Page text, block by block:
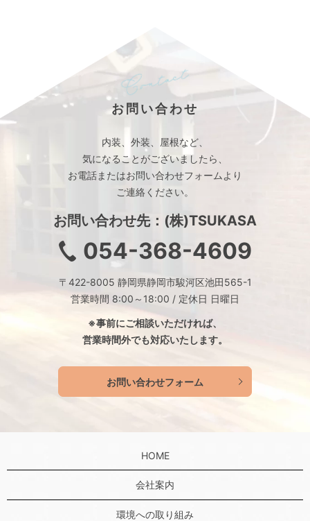
お問い合わせ
内装、外装、屋根など、
気になることがございましたら、
お電話またはお問い合わせフォームより
ご連絡ください。
お問い合わせ先：(株)TSUKASA
054-368-4609
〒422-8005 静岡県静岡市駿河区池田565-1
営業時間 8:00～18:00 / 定休日 日曜日
※事前にご相談いただければ、
営業時間外でも対応いたします。
お問い合わせフォーム
HOME
会社案内
環境への取り組み